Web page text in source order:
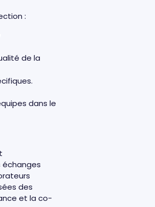
:
de la
dans le
échanges
des
et la co-